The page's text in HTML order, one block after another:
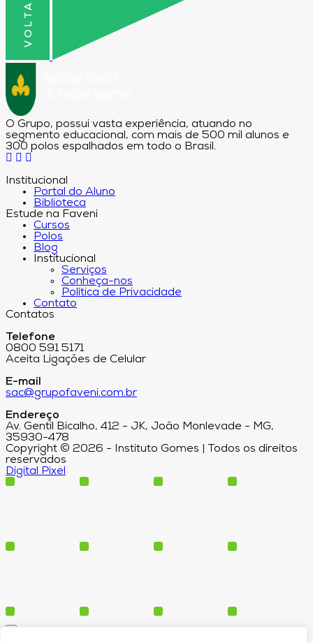
O Grupo, possui vasta experiência, atuando no
segmento educacional, com mais de 500 mil alunos e
300 polos espalhados em todo o Brasil.
Institucional
Portal do Aluno
Biblioteca
Estude na Faveni
Cursos
Polos
Blog
Institucional
Serviços
Conheça-nos
Política de Privacidade
Contato
Contatos
Telefone
0800 591 5171
Aceita Ligações de Celular
E-mail
sac@grupofaveni.com.br
Endereço
Av. Gentil Bicalho, 412 - JK, João Monlevade - MG,
35930-478
Copyright © 2026 - Instituto Gomes | Todos os direitos
reservados
Digital Pixel